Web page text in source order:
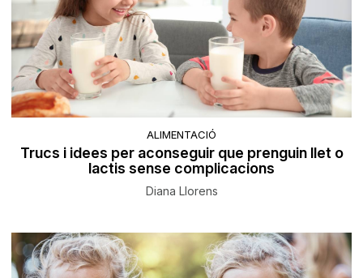
ALIMENTACIÓ
Trucs i idees per aconseguir que prenguin llet o
lactis sense complicacions
Diana Llorens